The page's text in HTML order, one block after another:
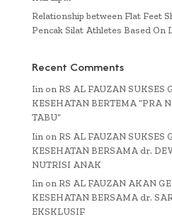
Relationship between Flat Feet
Pencak Silat Athletes Based On
Recent Comments
Iinon RS AL FAUZAN SUKSES
KESEHATAN BERTEMA “PRA
TABU”
Iin on RS AL FAUZAN SUKSES
KESEHATAN BERSAMA dr.
NUTRISI ANAK
Iinon RS AL FAUZAN AKAN
KESEHATAN BERSAMA dr.
EKSKLUSIF